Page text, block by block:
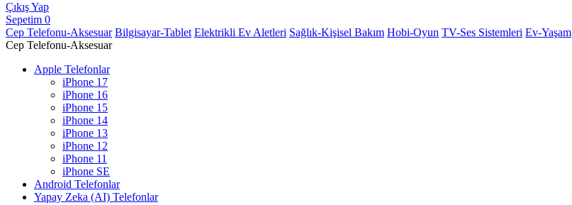
Çıkış Yap
Sepetim 0
Cep Telefonu-Aksesuar Bilgisayar-Tablet Elektrikli Ev Aletleri Sağlık-Kişisel Bakım Hobi-Oyun TV-Ses Sistemleri Ev-Yaşam
Cep Telefonu-Aksesuar
Apple Telefonlar
iPhone 17
iPhone 16
iPhone 15
iPhone 14
iPhone 13
iPhone 12
iPhone 11
iPhone SE
Android Telefonlar
Yapay Zeka (AI) Telefonlar